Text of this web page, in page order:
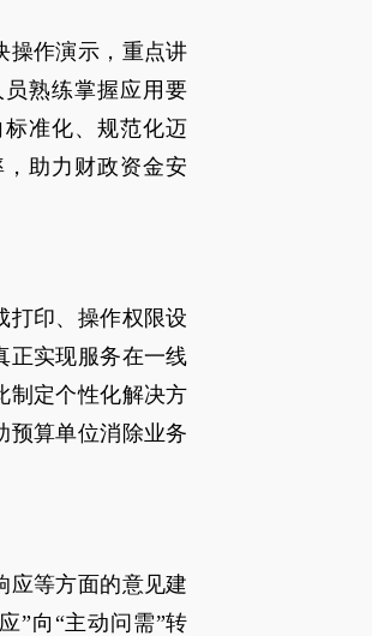
操作演示，重点讲
熟练掌握应用要
准化、规范化迈
助力财政资金安
打印、操作权限设
正实现服务在一线
制定个性化解决方
预算单位消除业务
应等方面的意见建
”向“主动问需”转